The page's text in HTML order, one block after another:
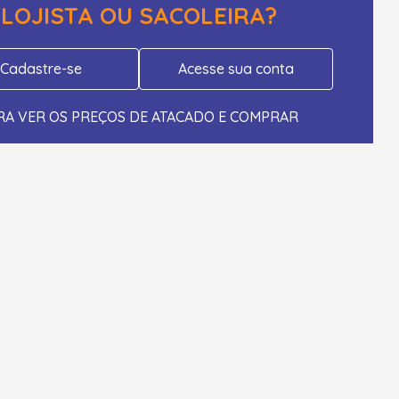
LOJISTA OU SACOLEIRA?
Cadastre-se Acesse sua conta
VER OS PREÇOS DE ATACADO E COMPRAR